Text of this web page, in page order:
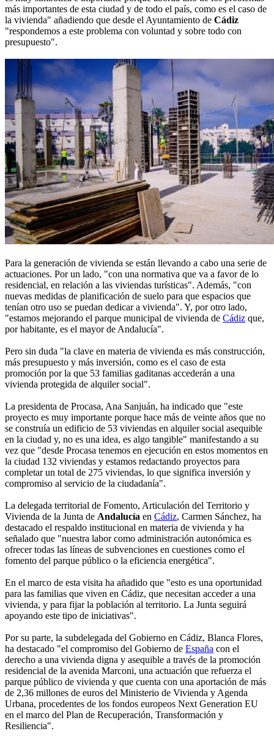
más importantes de esta ciudad y de todo el país, como es el caso de
la vivienda" añadiendo que desde el Ayuntamiento de Cádiz
"respondemos a este problema con voluntad y sobre todo con
presupuesto".
Para la generación de vivienda se están llevando a cabo una serie de
actuaciones. Por un lado, "con una normativa que va a favor de lo
residencial, en relación a las viviendas turísticas". Además, "con
nuevas medidas de planificación de suelo para que espacios que
tenían otro uso se puedan dedicar a vivienda". Y, por otro lado,
"estamos mejorando el parque municipal de vivienda de Cádiz que,
por habitante, es el mayor de Andalucía".
Pero sin duda "la clave en materia de vivienda es más construcción,
más presupuesto y más inversión, como es el caso de esta
promoción por la que 53 familias gaditanas accederán a una
vivienda protegida de alquiler social".
La presidenta de Procasa, Ana Sanjuán, ha indicado que "este
proyecto es muy importante porque hace más de veinte años que no
se construía un edificio de 53 viviendas en alquiler social asequible
en la ciudad y, no es una idea, es algo tangible" manifestando a su
vez que "desde Procasa tenemos en ejecución en estos momentos en
la ciudad 132 viviendas y estamos redactando proyectos para
completar un total de 275 viviendas, lo que significa inversión y
compromiso al servicio de la ciudadanía".
La delegada territorial de Fomento, Articulación del Territorio y
Vivienda de la Junta de Andalucía en Cádiz, Carmen Sánchez, ha
destacado el respaldo institucional en materia de vivienda y ha
señalado que "nuestra labor como administración autonómica es
ofrecer todas las líneas de subvenciones en cuestiones como el
fomento del parque público o la eficiencia energética".
En el marco de esta visita ha añadido que "esto es una oportunidad
para las familias que viven en Cádiz, que necesitan acceder a una
vivienda, y para fijar la población al territorio. La Junta seguirá
apoyando este tipo de iniciativas".
Por su parte, la subdelegada del Gobierno en Cádiz, Blanca Flores,
ha destacado "el compromiso del Gobierno de España con el
derecho a una vivienda digna y asequible a través de la promoción
residencial de la avenida Marconi, una actuación que refuerza el
parque público de vivienda y que cuenta con una aportación de más
de 2,36 millones de euros del Ministerio de Vivienda y Agenda
Urbana, procedentes de los fondos europeos Next Generation EU
en el marco del Plan de Recuperación, Transformación y
Resiliencia".